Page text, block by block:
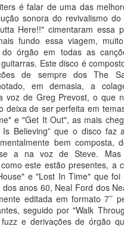
é falar de uma das
sonora do revivalismo
Here!!" cimentaram essa
fundo essa viagem,
do órgão em todas as
Este disco é
de sempre dos The
em demasia, a
voz de Greg Prevost, o que
deixa de ser perfeita em
e "Get It Out", as mais
Believing” que o disco faz
bem composta,
a na voz de Steve. Mas
este estão presentes, a
e "Lost In Time" que foi
anos 60, Neal Ford dos
editada em formato 7’’
seguido por "Walk
e derivações de órgão